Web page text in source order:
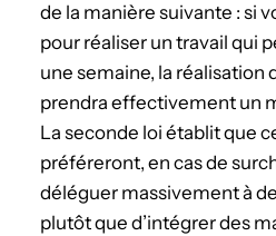
de la manière suivante : si
pour réaliser un travail qui
une semaine, la réalisation
prendra effectivement un
La seconde loi établit que
préféreront, en cas de
déléguer massivement à
plutôt que d’intégrer des